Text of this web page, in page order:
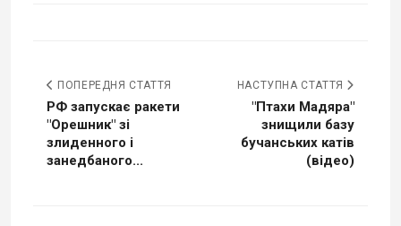
ПОПЕРЕДНЯ СТАТТЯ
РФ запускає ракети
"Орешник" зі
злиденного і
занедбаного...
НАСТУПНА СТАТТЯ
"Птахи Мадяра"
знищили базу
бучанських катів
(відео)